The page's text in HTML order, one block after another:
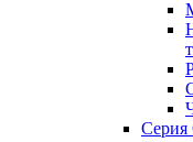
Серия